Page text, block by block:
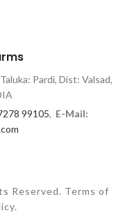
Pardi, Dist: Valsad,
99105, E-Mail:
Reserved. Terms of